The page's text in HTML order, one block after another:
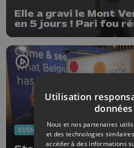
Elle a gravi le Mont
en 5 jours ! Pari fou
EVÈNEMENTS
Utilisation
données
Nous et nos partenaires
et des technologies
accéder à des informations